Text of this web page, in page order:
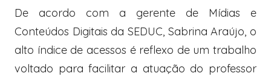
De acordo com a gerente de Mídias e
Conteúdos Digitais da SEDUC, Sabrina Araújo, o
alto índice de acessos é reflexo de um trabalho
voltado para facilitar a atuação do professor